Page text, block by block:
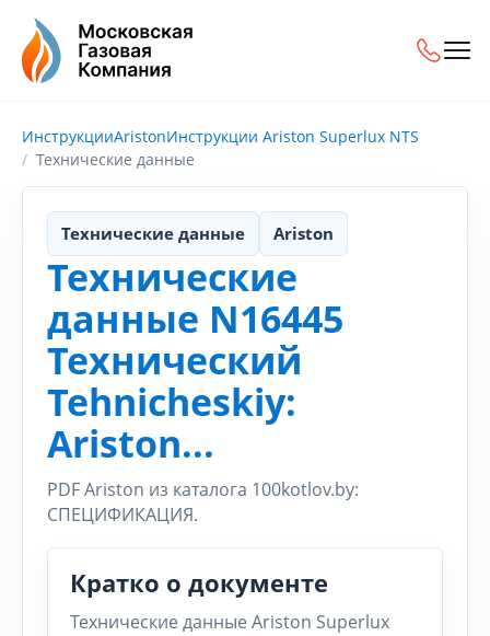
ИнструкцииAristonИнструкции Ariston Superlux NTS
Технические данные
Технические данные Ariston
Технические
данные N16445
Технический
Tehnicheskiy:
Ariston...
PDF Ariston из каталога 100kotlov.by:
СПЕЦИФИКАЦИЯ.
Кратко о документе
Технические данные Ariston Superlux